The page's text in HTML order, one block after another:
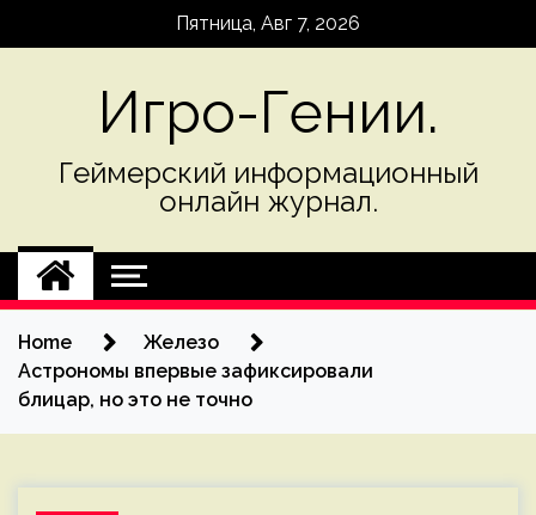
Пятница, Авг 7, 2026
Игро-Гении.
Геймерский информационный
онлайн журнал.
Home
Железо
Астрономы впервые зафиксировали
блицар, но это не точно